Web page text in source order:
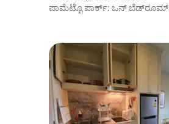
ಪಾಮೆಟ್ಟೊ ಪಾರ್ಕ್: ಒನ್ ಬೆಡ್‌ರೂಮ್